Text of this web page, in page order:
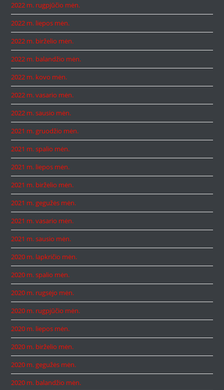
2022 m. rugpjūčio mėn.
2022 m. liepos mėn.
2022 m. birželio mėn.
2022 m. balandžio mėn.
2022 m. kovo mėn.
2022 m. vasario mėn.
2022 m. sausio mėn.
2021 m. gruodžio mėn.
2021 m. spalio mėn.
2021 m. liepos mėn.
2021 m. birželio mėn.
2021 m. gegužės mėn.
2021 m. vasario mėn.
2021 m. sausio mėn.
2020 m. lapkričio mėn.
2020 m. spalio mėn.
2020 m. rugsėjo mėn.
2020 m. rugpjūčio mėn.
2020 m. liepos mėn.
2020 m. birželio mėn.
2020 m. gegužės mėn.
2020 m. balandžio mėn.